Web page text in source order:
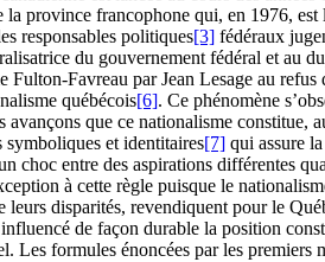
la province francophone qui, en 1976, est
responsables politiques[3] fédéraux
du gouvernement fédéral et au
Fulton-Favreau par Jean Lesage au
québécois[6]. Ce phénomène
avançons que ce nationalisme constitue,
symboliques et identitaires[7] qui assure
choc entre des aspirations différentes
à cette règle puisque le
leurs disparités, revendiquent pour le
de façon durable la position
Les formules énoncées par les premiers